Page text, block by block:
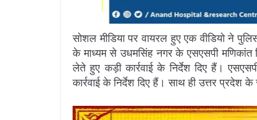
सोशल मीडिया पर वायरल हुए एक वीडियो ने
के माध्यम से उधमसिंह नगर के एसएसपी मणिकांत
लेते हुए कड़ी कार्रवाई के निर्देश दिए हैं।
कार्रवाई के निर्देश दिए हैं। साथ ही उत्तर प्रदेश